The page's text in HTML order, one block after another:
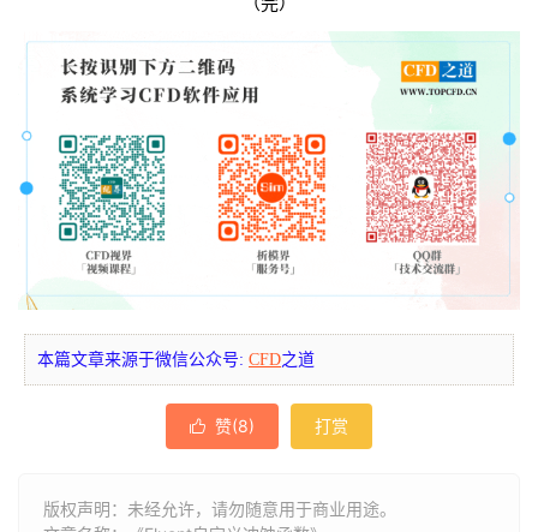
本篇文章来源于微信公众号: CFD之道
 赞(8) 打赏
版权声明：未经允许，请勿随意用于商业用途。